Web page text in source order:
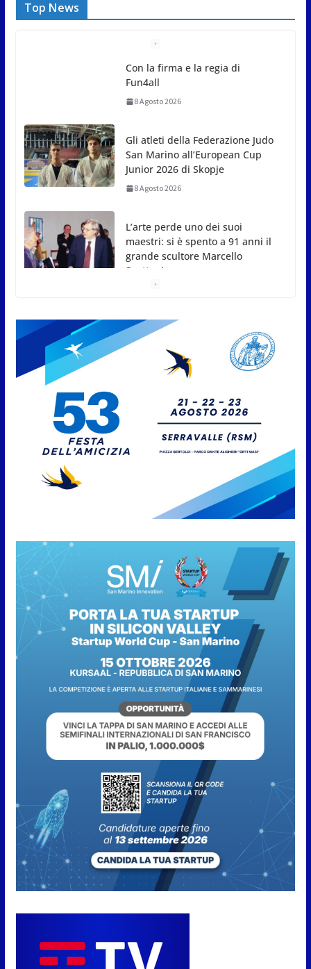
Top News
Gli atleti della Federazione Judo
San Marino all’European Cup
Junior 2026 di Skopje
L’arte perde uno dei suoi
maestri: si è spento a 91 anni il
grande scultore Marcello
8 Agosto 2026
A Oltremare 2.0 a Riccione in migliaia per
San Marino Academy.
Femminile: quattro Primavera
aggregate alla Prima Squadra
San Marino. “Cena Tramonto &
Live” una serata di
divertimento, arte, buona
cucina e solidarietà, a Faetano.
Con la firma e la regia di
8 Agosto 2026